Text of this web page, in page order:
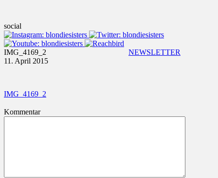
social
NEWSLETTER
IMG_4169_2
11. April 2015
Beitragsnavigation
IMG_4169_2
Kommentar